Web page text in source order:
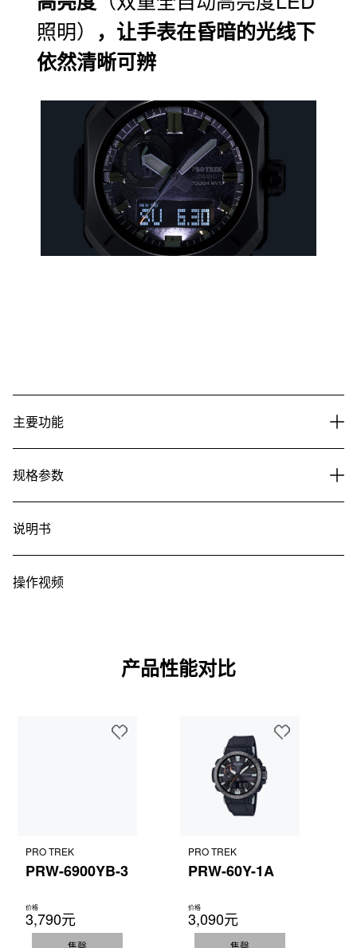
高亮度（双重全自动高亮度LED
照明），让手表在昏暗的光线下
依然清晰可辨
产品性能对比
PRO TREK
价格
3,790元
PRO TREK
价格
3,090元